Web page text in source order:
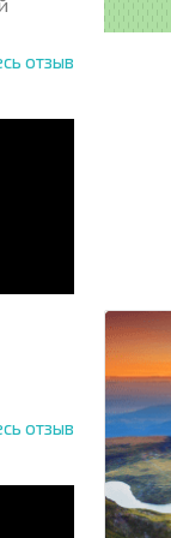
отзыв
отзыв
States
+1
* Поля